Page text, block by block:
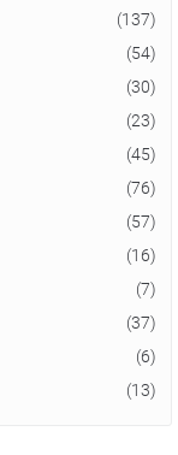
(137)
(54)
(30)
(23)
(45)
(76)
(57)
(16)
(7)
(37)
(6)
(13)